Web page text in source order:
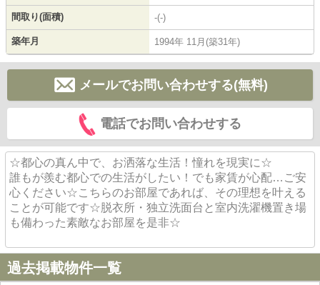
間取り(面積) -(-)
築年月 1994年 11月(築31年)
メールでお問い合わせする(無料)
電話でお問い合わせする
☆都心の真ん中で、お洒落な生活！憧れを現実に☆
誰もが羨む都心での生活がしたい！でも家賃が心配…ご安
心ください☆こちらのお部屋であれば、その理想を叶える
ことが可能です☆脱衣所・独立洗面台と室内洗濯機置き場
も備わった素敵なお部屋を是非☆
過去掲載物件一覧